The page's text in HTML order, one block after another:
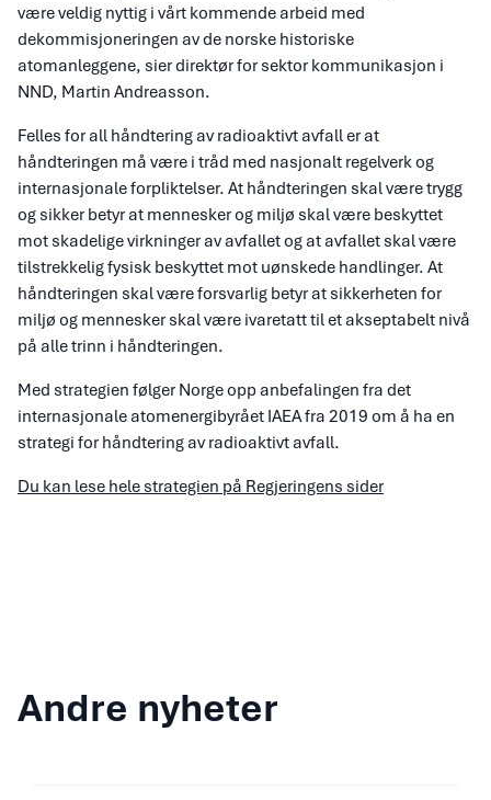
være veldig nyttig i vårt kommende arbeid med
dekommisjoneringen av de norske historiske
atomanleggene, sier direktør for sektor kommunikasjon i
NND, Martin Andreasson.
Felles for all håndtering av radioaktivt avfall er at
håndteringen må være i tråd med nasjonalt regelverk og
internasjonale forpliktelser. At håndteringen skal være trygg
og sikker betyr at mennesker og miljø skal være beskyttet
mot skadelige virkninger av avfallet og at avfallet skal være
tilstrekkelig fysisk beskyttet mot uønskede handlinger. At
håndteringen skal være forsvarlig betyr at sikkerheten for
miljø og mennesker skal være ivaretatt til et akseptabelt nivå
på alle trinn i håndteringen.
Med strategien følger Norge opp anbefalingen fra det
internasjonale atomenergibyrået IAEA fra 2019 om å ha en
strategi for håndtering av radioaktivt avfall.
Du kan lese hele strategien på Regjeringens sider
Andre nyheter